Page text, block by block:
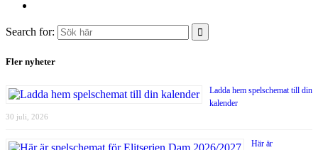
Search for:
Fler nyheter
Ladda hem spelschemat till din
kalender
30 juli, 2026
Här är